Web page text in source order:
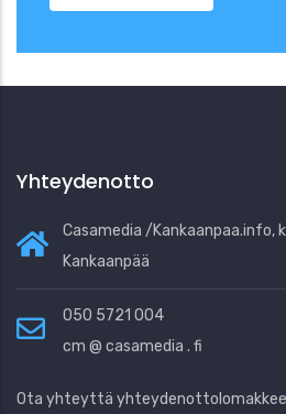
Yhteydenotto
Casamedia /Kankaanpaa.info,
Kankaanpää
050 5721 004
cm @ casamedia . fi
Ota yhteyttä